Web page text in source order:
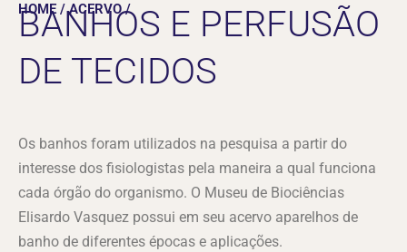
HOME / ACERVO /
BANHOS E PERFUSÃO
DE TECIDOS
Os banhos foram utilizados na pesquisa a partir do
interesse dos fisiologistas pela maneira a qual funciona
cada órgão do organismo. O Museu de Biociências
Elisardo Vasquez possui em seu acervo aparelhos de
banho de diferentes épocas e aplicações.